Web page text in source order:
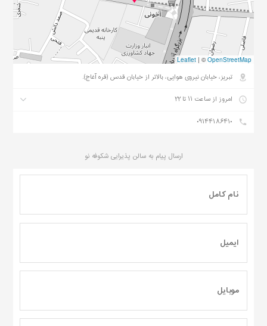
Leaflet | ©OpenStreetMap
تبریز، خیابان نیروی هوایی، بالاتر از خیابان قدس (قره آغاج).
امروز از ساعت ۱۱ تا ۲۲
۰۹۱۴۴۱۸۶۴۱۰
ارسال پیام به سالن پذیرایی شکوفه نو